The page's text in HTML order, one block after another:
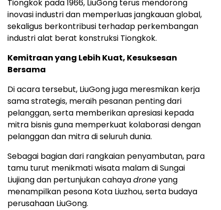
Tiongkok pada 1966, LiuGong terus mendorong
inovasi industri dan memperluas jangkauan global,
sekaligus berkontribusi terhadap perkembangan
industri alat berat konstruksi Tiongkok.
Kemitraan yang Lebih Kuat, Kesuksesan
Bersama
Di acara tersebut, LiuGong juga meresmikan kerja
sama strategis, meraih pesanan penting dari
pelanggan, serta memberikan apresiasi kepada
mitra bisnis guna memperkuat kolaborasi dengan
pelanggan dan mitra di seluruh dunia.
Sebagai bagian dari rangkaian penyambutan, para
tamu turut menikmati wisata malam di Sungai
Liujiang dan pertunjukan cahayadroneyang
menampilkan pesona Kota Liuzhou, serta budaya
perusahaan LiuGong.